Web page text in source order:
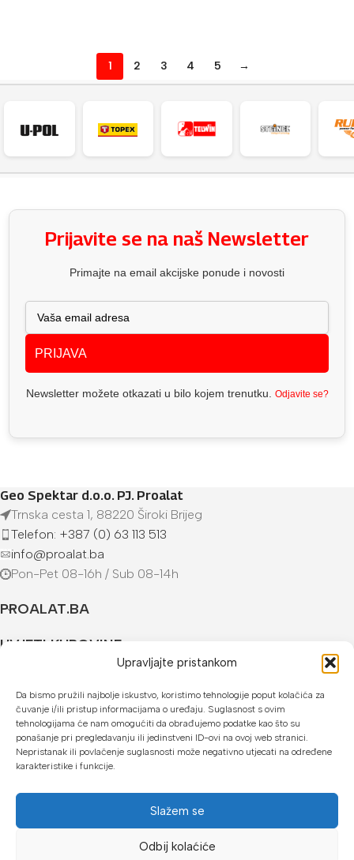
Upravljajte pristankom
Da bismo pružili najbolje iskustvo, koristimo tehnologije poput kolačića za
čuvanje i/ili pristup informacijama o uređaju. Suglasnost s ovim
tehnologijama će nam omogućiti da obrađujemo podatke kao što su
ponašanje pri pregledavanju ili jedinstveni ID-ovi na ovoj web stranici.
Nepristanak ili povlačenje suglasnosti može negativno utjecati na određene
karakteristike i funkcije.
Slažem se
Odbij kolaćiće
1 2 3 4 5 →
Prijavite se na naš Newsletter
Primajte na email akcijske ponude i novosti
PRIJAVA
Newsletter možete otkazati u bilo kojem trenutku. Odjavite se?
Geo Spektar d.o.o. PJ. Proalat
Trnska cesta 1, 88220 Široki Brijeg
Telefon: +387 (0) 63 113 513
info@proalat.ba
Pon-Pet 08-16h / Sub 08-14h
PROALAT.BA
UVJETI KUPOVINE
U našoj web trgovini možete platiti:
Kreditnim karticama jednokratno ili do 24 rate
Općom uplatnicom, virmanom, internet bankarstvom
Gotovinom prilikom preuzimanja
Mikrofin do 18 rata
Copyright © 2026 Proalat.ba